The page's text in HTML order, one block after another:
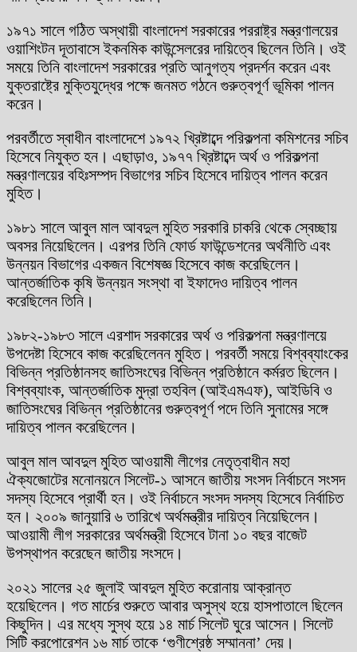
১৯৭১ সালে গঠিত অস্থায়ী বাংলাদেশ সরকারের পররাষ্ট্র মন্ত্রণালয়ের
ওয়াশিংটন দূতাবাসে ইকনমিক কাউন্সেলরের দায়িত্বে ছিলেন তিনি। ওই
সময়ে তিনি বাংলাদেশ সরকারের প্রতি আনুগত্য প্রদর্শন করেন এবং
যুক্তরাষ্ট্রে মুক্তিযুদ্ধের পক্ষে জনমত গঠনে গুরুত্বপূর্ণ ভূমিকা পালন
করেন।
পরবর্তীতে স্বাধীন বাংলাদেশে ১৯৭২ খ্রিষ্টাব্দে পরিকল্পনা কমিশনের সচিব
হিসেবে নিযুক্ত হন। এছাড়াও, ১৯৭৭ খ্রিষ্টাব্দে অর্থ ও পরিকল্পনা
মন্ত্রণালয়ের বহিঃসম্পদ বিভাগের সচিব হিসেবে দায়িত্ব পালন করেন
মুহিত।
১৯৮১ সালে আবুল মাল আবদুল মুহিত সরকারি চাকরি থেকে স্বেচ্ছায়
অবসর নিয়েছিলেন। এরপর তিনি ফোর্ড ফাউন্ডেশনের অর্থনীতি এবং
উন্নয়ন বিভাগের একজন বিশেষজ্ঞ হিসেবে কাজ করেছিলেন।
আন্তর্জাতিক কৃষি উন্নয়ন সংস্থা বা ইফাদেও দায়িত্ব পালন
করেছিলেন তিনি।
১৯৮২-১৯৮৩ সালে এরশাদ সরকারের অর্থ ও পরিকল্পনা মন্ত্রণালয়ে
উপদেষ্টা হিসেবে কাজ করেছিলেনন মুহিত। পরবর্তী সময়ে বিশ্বব্যাংকের
বিভিন্ন প্রতিষ্ঠানসহ জাতিসংঘের বিভিন্ন প্রতিষ্ঠানে কর্মরত ছিলেন।
বিশ্বব্যাংক, আন্তর্জাতিক মুদ্রা তহবিল (আইএমএফ), আইডিবি ও
জাতিসংঘের বিভিন্ন প্রতিষ্ঠানের গুরুত্বপূর্ণ পদে তিনি সুনামের সঙ্গে
দায়িত্ব পালন করেছিলেন।
আবুল মাল আবদুল মুহিত আওয়ামী লীগের নেতৃত্বাধীন মহা
ঐক্যজোটের মনোনয়নে সিলেট-১ আসনে জাতীয় সংসদ নির্বাচনে সংসদ
সদস্য হিসেবে প্রার্থী হন। ওই নির্বাচনে সংসদ সদস্য হিসেবে নির্বাচিত
হন। ২০০৯ জানুয়ারি ৬ তারিখে অর্থমন্ত্রীর দায়িত্ব নিয়েছিলেন।
আওয়ামী লীগ সরকারের অর্থমন্ত্রী হিসেবে টানা ১০ বছর বাজেট
উপস্থাপন করেছেন জাতীয় সংসদে।
২০২১ সালের ২৫ জুলাই আবদুল মুহিত করোনায় আক্রান্ত
হয়েছিলেন। গত মার্চের শুরুতে আবার অসুস্থ হয়ে হাসপাতালে ছিলেন
কিছুদিন। এর মধ্যে সুস্থ হয়ে ১৪ মার্চ সিলেট ঘুরে আসেন। সিলেট
সিটি করপোরেশন ১৬ মার্চ তাকে ‘গুণীশ্রেষ্ঠ সম্মাননা’ দেয়।